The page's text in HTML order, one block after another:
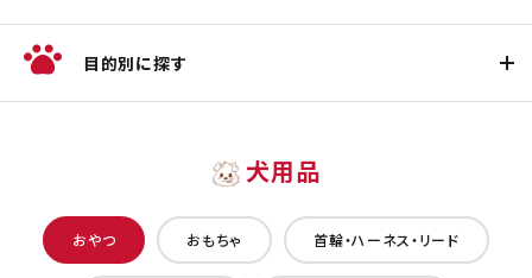
目的別に探す
犬用品
おやつ おもちゃ 首輪・ハーネス・リード